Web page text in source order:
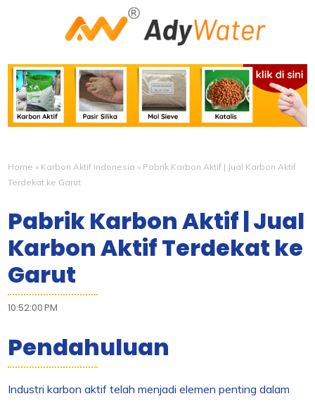
Home » Karbon Aktif Indonesia » Pabrik Karbon Aktif | Jual Karbon Aktif
Terdekat ke Garut
Pabrik Karbon Aktif | Jual
Karbon Aktif Terdekat ke
Garut
10:52:00 PM
Pendahuluan
Industri karbon aktif telah menjadi elemen penting dalam